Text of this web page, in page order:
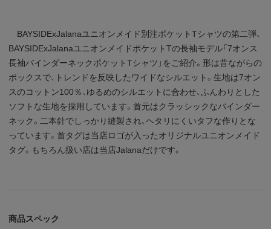
BAYSIDExJalanaユニオンメイド別注ポケットTシャツの第二弾、
BAYSIDExJalanaユニオンメイドポケットTの長袖モデル「7オンス
長袖バインダーネックポケットTシャツ」をご紹介。形は昔ながらの
ボックスで、トレンドを反映したワイドなシルエット。生地は7オン
スのコットン100％、ゆるめのシルエットに合わせ、ふんわりとした
ソフトな生地を採用しています。首元はクラッシックなバインダー
ネック。二本針でしっかり縫製され、ヘタリにくいタフな作りとな
っています。首タグは当店ロゴが入ったオリジナルユニオンメイド
タグ。もちろん扱い店は当店Jalanaだけです。
商品スペック